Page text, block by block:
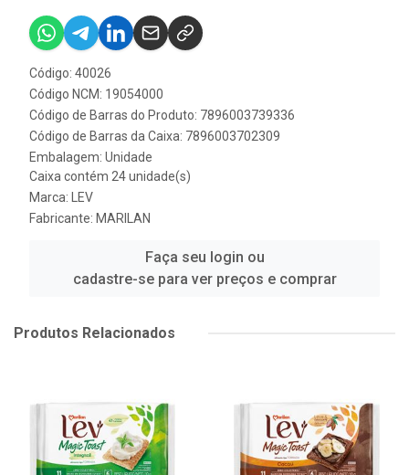
Código: 40026
Código NCM: 19054000
Código de Barras do Produto: 7896003739336
Código de Barras da Caixa: 7896003702309
Embalagem: Unidade
Caixa contém 24 unidade(s)
Marca:
LEV
Fabricante: MARILAN
Faça seu login ou
cadastre-se para ver preços e comprar
Produtos Relacionados